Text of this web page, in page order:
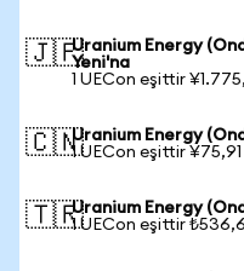
🇯🇵Uranium Energy
Yeni'na
1 UECon eşittir
🇨🇳Uranium Energy
1 UECon eşittir ¥75,91
🇹🇷Uranium Energy
1 UECon eşittir